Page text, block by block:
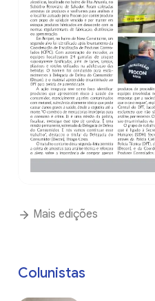
Mais edições
Colunistas